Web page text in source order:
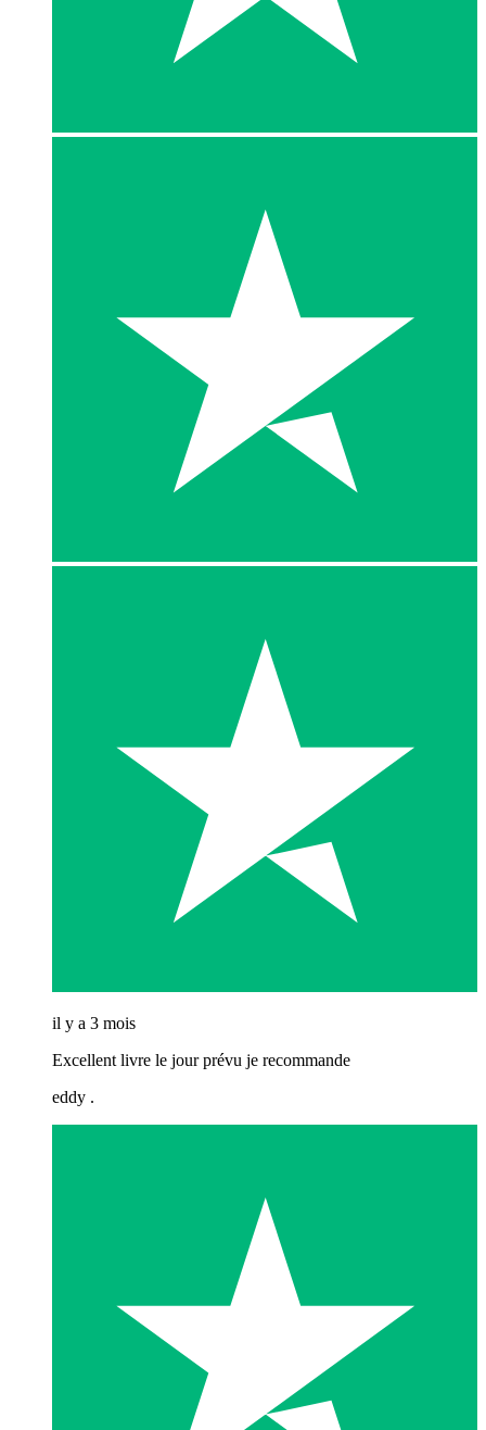
il y a 3 mois
Excellent livre le jour prévu je recommande
eddy .